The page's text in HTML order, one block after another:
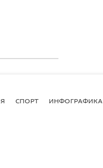
СПОРТ ИНФОГРАФИКА